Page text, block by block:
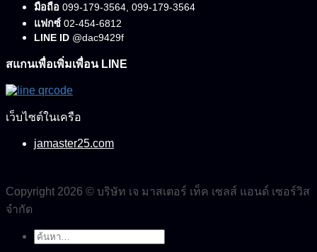
มือถือ 099-179-3564, 099-179-3564
แฟกซ์ 02-454-6812
LINE ID @dac9429f
สแกนเพื่อเพิ่มเพื่อน LINE
เว็บไซต์ในเครือ
jamaster25.com
Copyright 2026 © บริษัท เจ มาสเตอร์ เท็ค เซลส์ แอนด์ เซอร์วิส
จำกัด
ค้นหา: